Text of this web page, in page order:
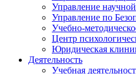
Управление
Управление по
Учебно-
Центр
Юридическая
Деятельность
Учебная